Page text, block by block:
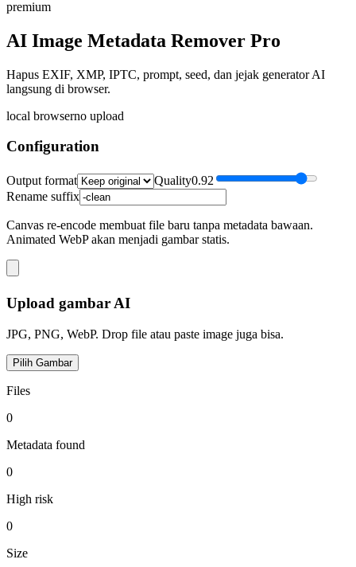
premium
AI Image Metadata Remover Pro
Hapus EXIF, XMP, IPTC, prompt, seed, dan jejak generator AI
langsung di browser.
local browserno upload
Configuration
Output format Quality0.92
Rename suffix
Canvas re-encode membuat file baru tanpa metadata bawaan.
Animated WebP akan menjadi gambar statis.
Upload gambar AI
JPG, PNG, WebP. Drop file atau paste image juga bisa.
Pilih Gambar
Files
0
Metadata found
0
High risk
0
Size